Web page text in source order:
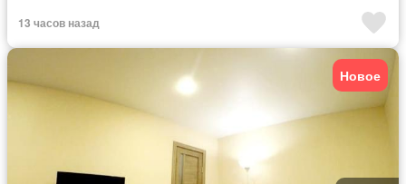
13 часов назад
Новое